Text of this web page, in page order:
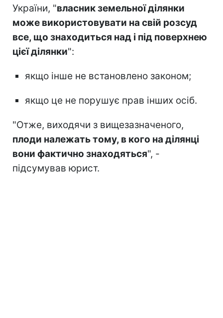
України, "власник земельної ділянки
може використовувати на свій розсуд
все, що знаходиться над і під поверхнею
цієї ділянки":
якщо інше не встановлено законом;
якщо це не порушує прав інших осіб.
"Отже, виходячи з вищезазначеного,
плоди належать тому, в кого на ділянці
вони фактично знаходяться", -
підсумував юрист.